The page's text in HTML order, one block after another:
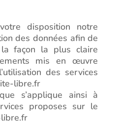
disposition notre
des données afin de
façon la plus claire
mis en œuvre
des services
libre.fr
s’applique ainsi à
proposes sur le